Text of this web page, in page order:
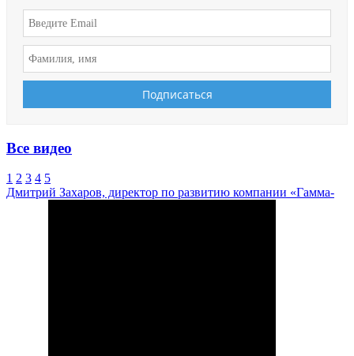
Все видео
1 2 3 4 5
Дмитрий Захаров, директор по развитию компании «Гамма-